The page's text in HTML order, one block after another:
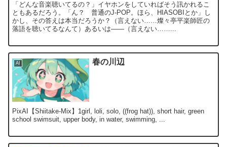
「どんな音楽聴いてるの？」イヤホンをしていればそう訊かれるこ
ともあるだろう。「ん？ 普通のJ-POP。ほら、HIASOBIとか」し
かし、その答えは本当だろうか？（言えない……燦々亭平楽師匠の
落語を聴いてるなんて）あるいは――（言えない……...
AI 春の川辺
PixAI【Shiitake-Mix】1girl, loli, solo, ((frog hat)), short hair, green
school swimsuit, upper body, in water, swimming, ...